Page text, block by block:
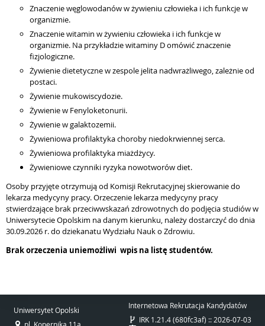
Znaczenie węglowodanów w żywieniu człowieka i ich funkcje w
organizmie.
Znaczenie witamin w żywieniu człowieka i ich funkcje w
organizmie. Na przykładzie witaminy D omówić znaczenie
fizjologiczne.
Żywienie dietetyczne w zespole jelita nadwrażliwego, zależnie od
postaci.
Żywienie mukowiscydozie.
Żywienie w Fenyloketonurii.
Żywienie w galaktozemii.
Żywieniowa profilaktyka choroby niedokrwiennej serca.
Żywieniowa profilaktyka miażdżycy.
Żywieniowe czynniki ryzyka nowotworów diet.
Osoby przyjęte otrzymują od Komisji Rekrutacyjnej skierowanie do
lekarza medycyny pracy. Orzeczenie lekarza medycyny pracy
stwierdzające brak przeciwwskazań zdrowotnych do podjęcia studiów w
Uniwersytecie Opolskim na danym kierunku, należy dostarczyć do dnia
30.09.2026 r. do dziekanatu Wydziału Nauk o Zdrowiu.
Brak orzeczenia uniemożliwi wpis na listę studentów.
Uniwersytet Opolski
Internetowa Rekrutacja Kandydatów
IRK 1.21.4 (680fc3af) :: 2026-07-03